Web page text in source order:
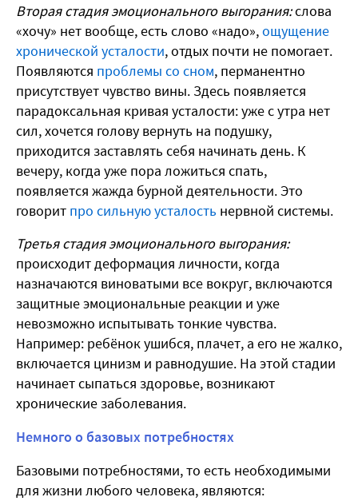
Вторая стадия эмоционального выгорания:слова
«хочу» нет вообще, есть слово «надо»,ощущение
хронической усталости, отдых почти не помогает.
Появляются проблемы со сном, перманентно
присутствует чувство вины. Здесь появляется
парадоксальная кривая усталости: уже с утра нет
сил, хочется голову вернуть на подушку,
приходится заставлять себя начинать день. К
вечеру, когда уже пора ложиться спать,
появляется жажда бурной деятельности. Это
говорит про сильную усталость нервной системы.
Третья стадия эмоционального выгорания:
происходит деформация личности, когда
назначаются виноватыми все вокруг, включаются
защитные эмоциональные реакции и уже
невозможно испытывать тонкие чувства.
Например: ребёнок ушибся, плачет, а его не жалко,
включается цинизм и равнодушие. На этой стадии
начинает сыпаться здоровье, возникают
хронические заболевания.
Немного о базовых потребностях
Базовыми потребностями, то есть необходимыми
для жизни любого человека, являются: